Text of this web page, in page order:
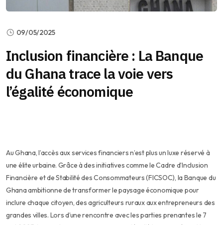
09/05/2025
Inclusion financière : La Banque
du Ghana trace la voie vers
l’égalité économique
Au Ghana, l’accès aux services financiers n’est plus un luxe réservé à
une élite urbaine. Grâce à des initiatives comme le Cadre d’Inclusion
Financière et de Stabilité des Consommateurs (FICSOC), la Banque du
Ghana ambitionne de transformer le paysage économique pour
inclure chaque citoyen, des agriculteurs ruraux aux entrepreneurs des
grandes villes. Lors d’une rencontre avec les parties prenantes le 7